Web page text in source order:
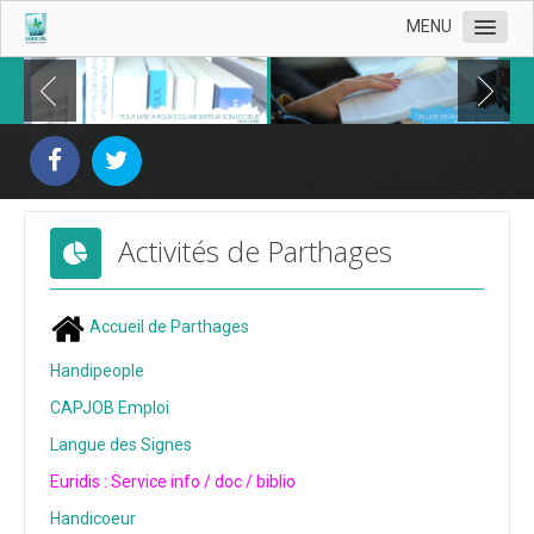
MENU
Présentation d'Euridis
Nos livres
Documentation du handicap
Derniers livrets Euridis
Livrets
Livrets 2023
Livrets 2022
Livrets 2021
Livrets 2020
Activités de Parthages
Accueil de Parthages
Handipeople
CAPJOB Emploi
Langue des Signes
Euridis : Service info / doc / biblio
Handicoeur